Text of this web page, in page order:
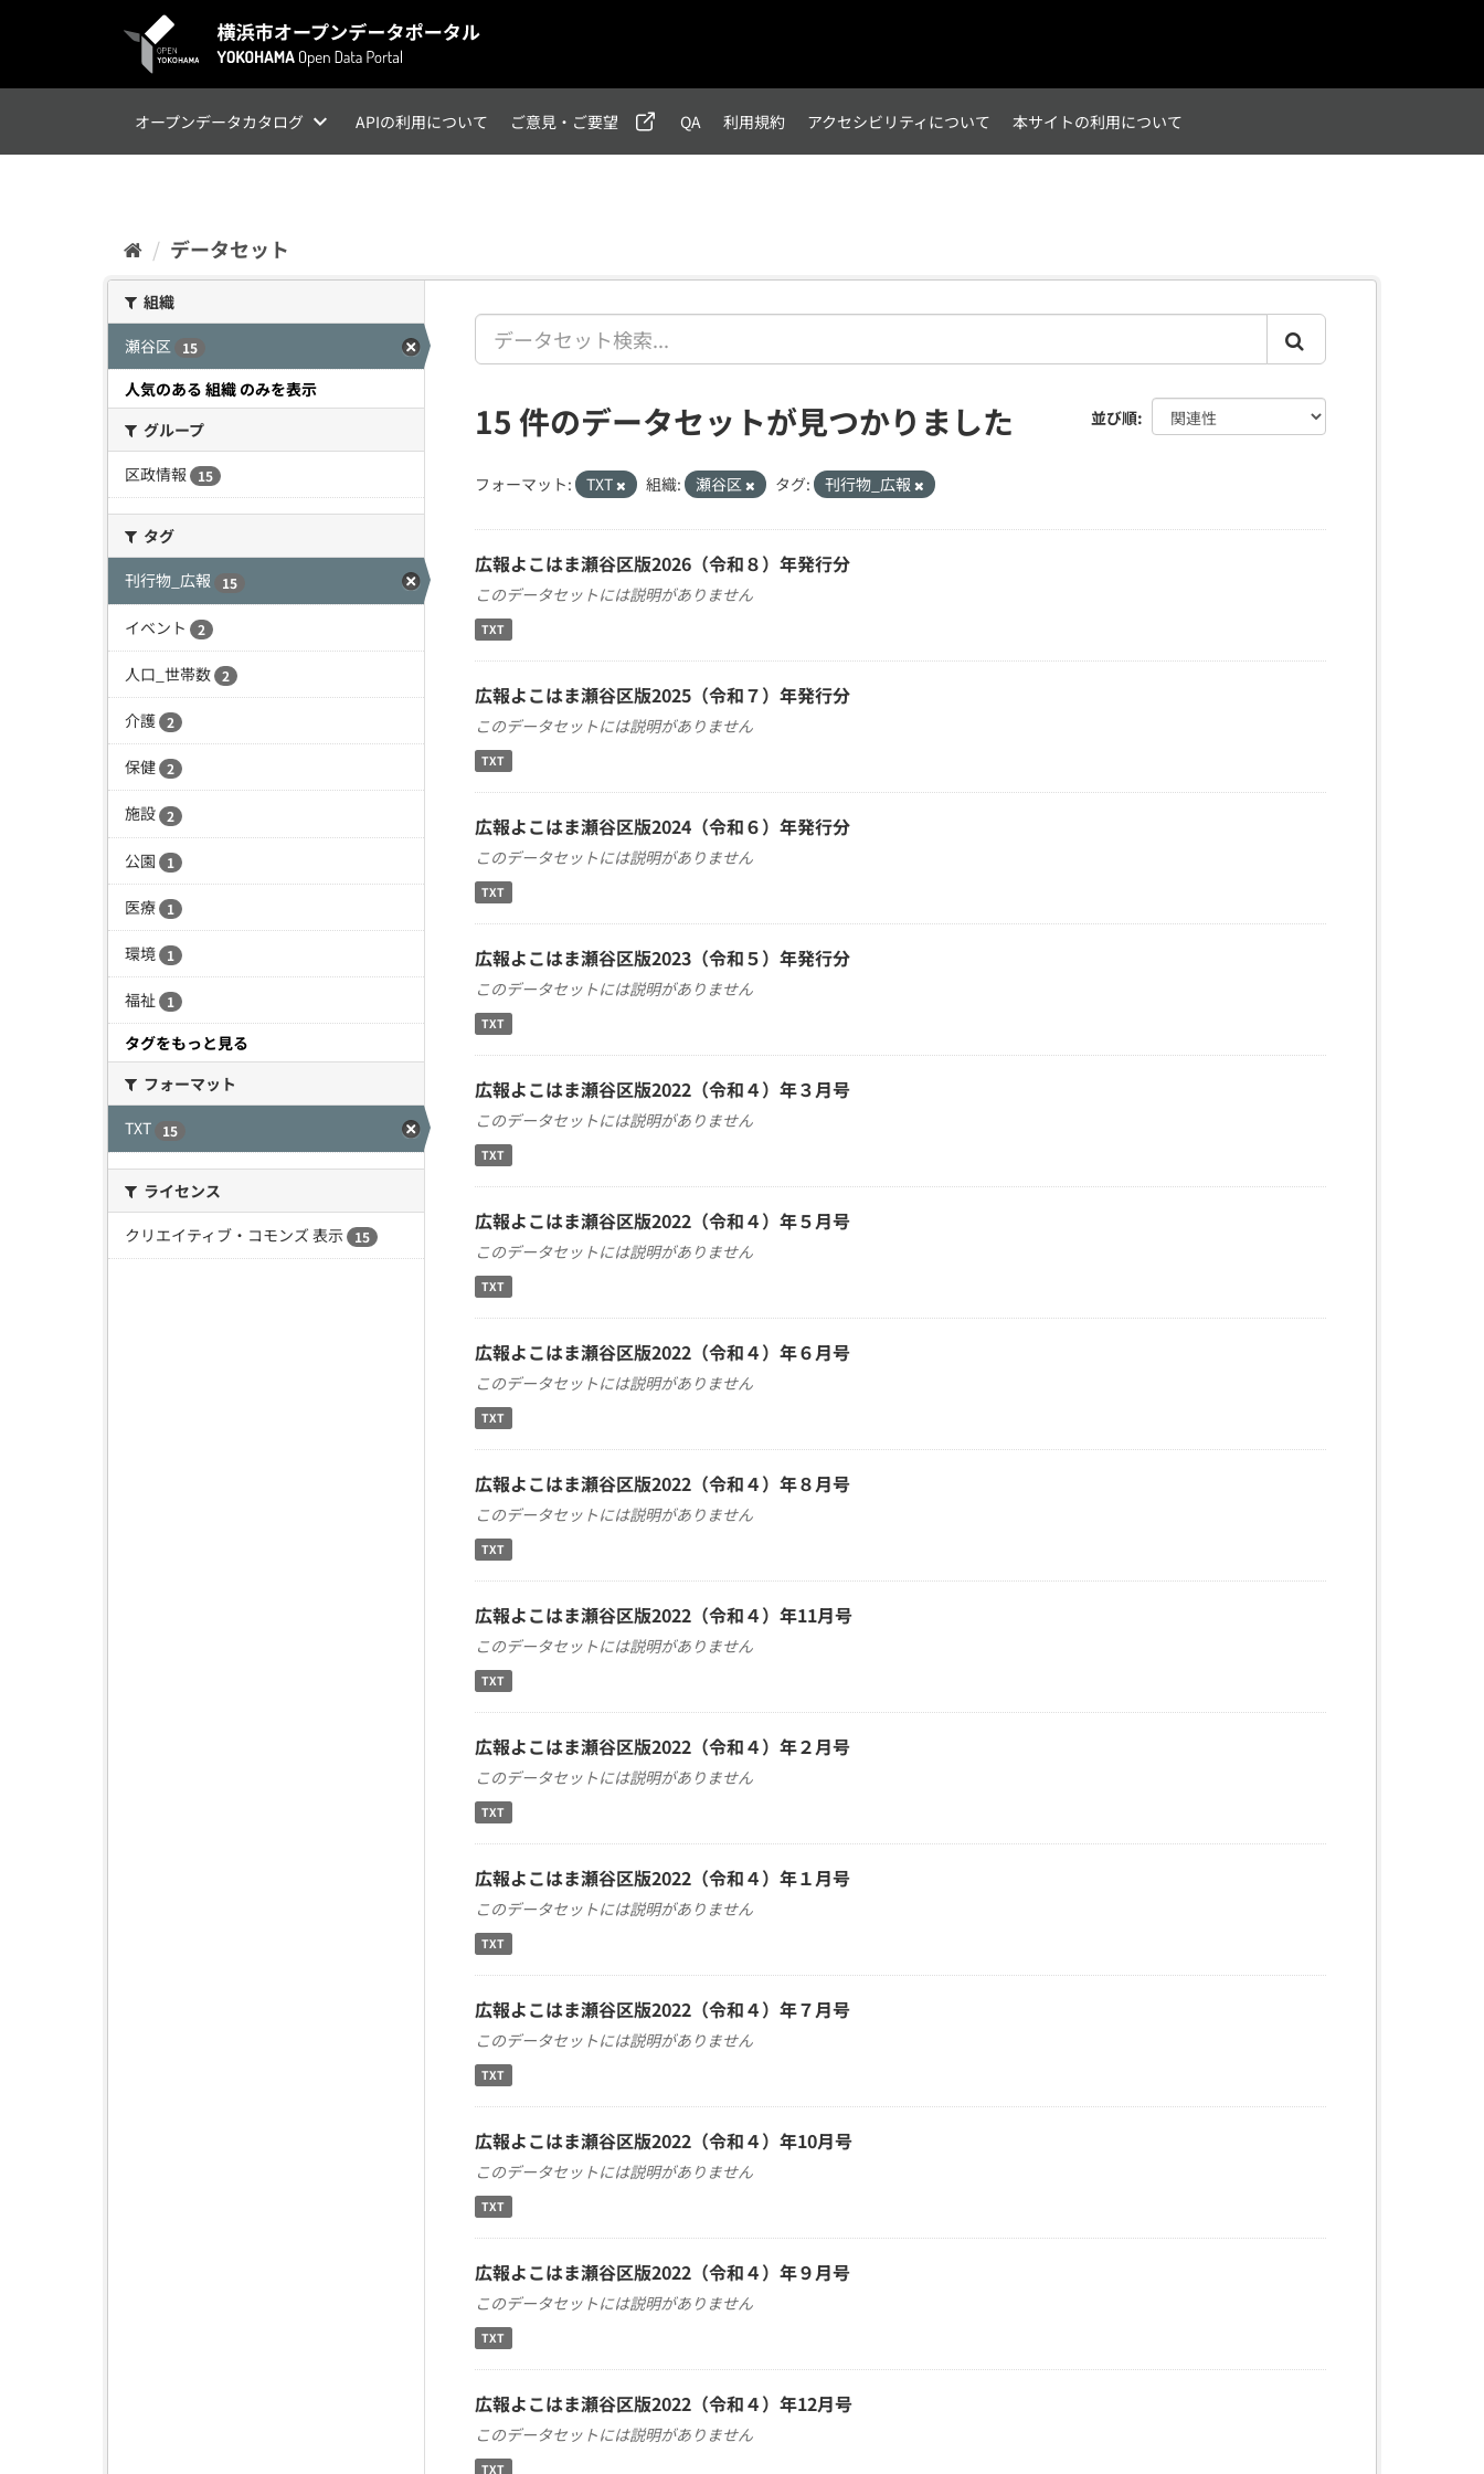
オープンデータカタログ APIの利用について ご意見・ご要望 QA 利用規約 アクセシビリティについて 本サイトの利用について
データセット
組織
瀬谷区
15
人気のある 組織 のみを表示
グループ
区政情報
15
タグ
刊行物_広報
15
イベント 2
人口_世帯数 2
介護 2
保健 2
施設 2
公園 1
医療 1
環境 1
福祉 1
タグをもっと見る
フォーマット
TXT
15
ライセンス
クリエイティブ・コモンズ 表示
15
並び順
15 件のデータセットが見つかりました
フォーマット: TXT 組織: 瀬谷区 タグ: 刊行物_広報
広報よこはま瀬谷区版2026（令和８）年発行分
このデータセットには説明がありません
TXT
広報よこはま瀬谷区版2025（令和７）年発行分
このデータセットには説明がありません
TXT
広報よこはま瀬谷区版2024（令和６）年発行分
このデータセットには説明がありません
TXT
広報よこはま瀬谷区版2023（令和５）年発行分
このデータセットには説明がありません
TXT
広報よこはま瀬谷区版2022（令和４）年３月号
このデータセットには説明がありません
TXT
広報よこはま瀬谷区版2022（令和４）年５月号
このデータセットには説明がありません
TXT
広報よこはま瀬谷区版2022（令和４）年６月号
このデータセットには説明がありません
TXT
広報よこはま瀬谷区版2022（令和４）年８月号
このデータセットには説明がありません
TXT
広報よこはま瀬谷区版2022（令和４）年11月号
このデータセットには説明がありません
TXT
広報よこはま瀬谷区版2022（令和４）年２月号
このデータセットには説明がありません
TXT
広報よこはま瀬谷区版2022（令和４）年１月号
このデータセットには説明がありません
TXT
広報よこはま瀬谷区版2022（令和４）年７月号
このデータセットには説明がありません
TXT
広報よこはま瀬谷区版2022（令和４）年10月号
このデータセットには説明がありません
TXT
広報よこはま瀬谷区版2022（令和４）年９月号
このデータセットには説明がありません
TXT
広報よこはま瀬谷区版2022（令和４）年12月号
このデータセットには説明がありません
TXT